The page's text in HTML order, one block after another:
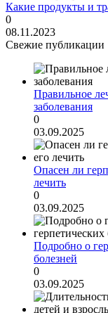
Какие продукты и
0
08.11.2023
Свежие публикации
Правильное
заболевания
0
03.09.2025
Опасен ли
лечить
0
03.09.2025
Подробно о
болезней
0
03.09.2025